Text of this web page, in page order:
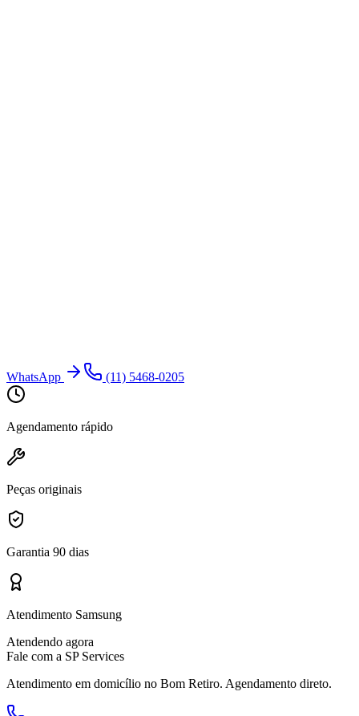
WhatsApp (11) 5468-0205
Agendamento rápido
Peças originais
Garantia 90 dias
Atendimento Samsung
Atendendo agora
Fale com a SP Services
Atendimento em domicílio no Bom Retiro. Agendamento direto.